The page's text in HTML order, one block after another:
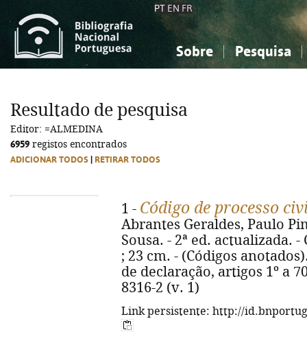
PT EN FR
Sobre Pesquisa
Ciências sociais...
Ciências sociais...
Resultado de pesquisa
Editor: =ALMEDINA
6959 registos encontrados
ADICIONAR TODOS RETIRAR TODOS
1 - Código de processo
Abrantes Geraldes, Paulo
Sousa. - 2ª ed. actualizada.
; 23 cm. - (Códigos
de declaração, artigos 1º a
8316-2 (v. 1)
Link persistente: http://